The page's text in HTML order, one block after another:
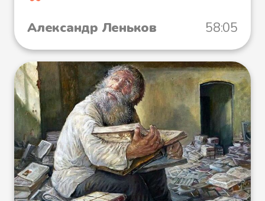
Александр Леньков
58:05